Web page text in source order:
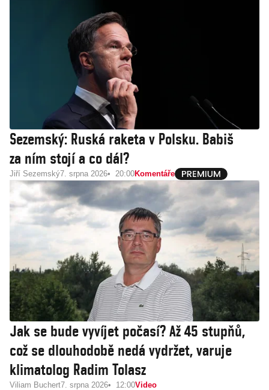
Sezemský: Ruská raketa v Polsku. Babiš
za ním stojí a co dál?
Jiří Sezemský7. srpna 2026 20:00Komentáře
Jak se bude vyvíjet počasí? Až 45 stupňů,
což se dlouhodobě nedá vydržet, varuje
klimatolog Radim Tolasz
Viliam Buchert7. srpna 2026 12:00Video